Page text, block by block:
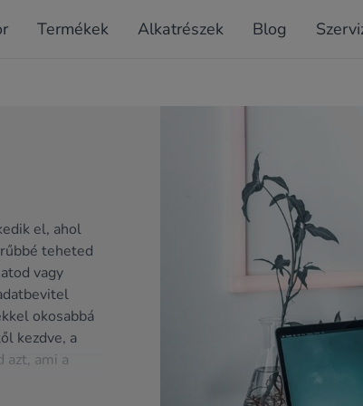
Termékek Alkatrészek Blog
el, ahol
teheted
vagy
okosabbá
kezdve, a
azt, ami a